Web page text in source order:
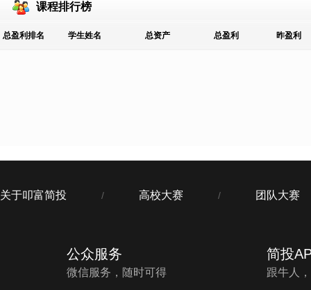
课程排行榜
总盈利排名 学生姓名 总资产 总盈利 昨盈利
关于叩富简投 / 高校大赛 / 团队大赛
公众服务
微信服务，随时可得
简投
跟牛人